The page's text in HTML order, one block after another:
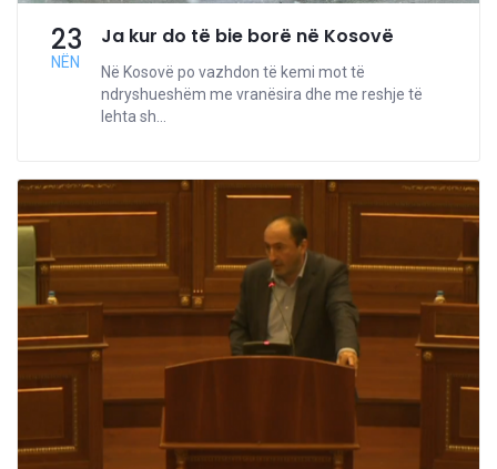
23
NËN
Ja kur do të bie borë në Kosovë
Në Kosovë po vazhdon të kemi mot të
ndryshueshëm me vranësira dhe me reshje të
lehta sh...